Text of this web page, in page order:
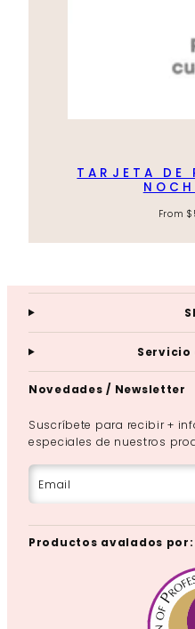
TARJETA DE
From
Servicio
Novedades / Newsletter
Suscríbete para recibir +
especiales de nuestros
Email
Productos avalados por: